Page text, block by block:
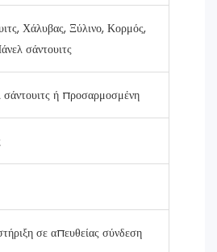
Χάλυβας, Ξύλινο, Κορμός,
σάντουιτς
ή προσαρμοσμένη
σε απευθείας σύνδεση